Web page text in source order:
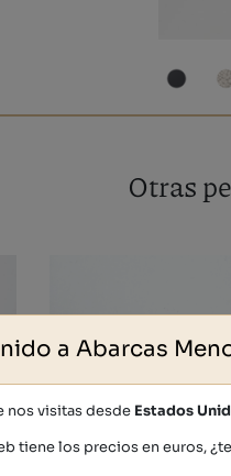
Otras
a Abarcas
nos visitas desde Estados
tiene los precios en euros,